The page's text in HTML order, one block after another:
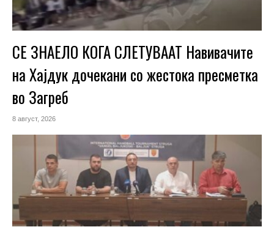
СЕ ЗНАЕЛО КОГА СЛЕТУВААТ Навивачите
на Хајдук дочекани со жестока пресметка
во Загреб
8 август, 2026